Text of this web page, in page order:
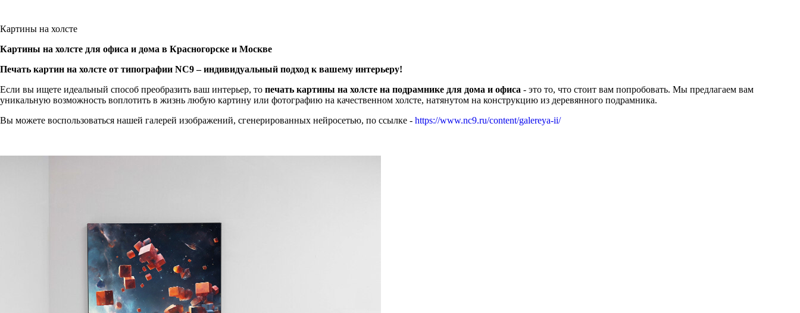
Картины на холсте
Картины на холсте для офиса и дома в Красногорске и Москве
Печать картин на холсте от типографии NC9 – индивидуальный подход к вашему интерьеру!
Если вы ищете идеальный способ преобразить ваш интерьер, то печать картины на холсте на подрамнике для дома и офиса - это то, что стоит вам попробовать. Мы предлагаем вам
уникальную возможность воплотить в жизнь любую картину или фотографию на качественном холсте, натянутом на конструкцию из деревянного подрамника.
Вы можете воспользоваться нашей галерей изображений, сгенерированных нейросетью, по ссылке - https://www.nc9.ru/content/galereya-ii/